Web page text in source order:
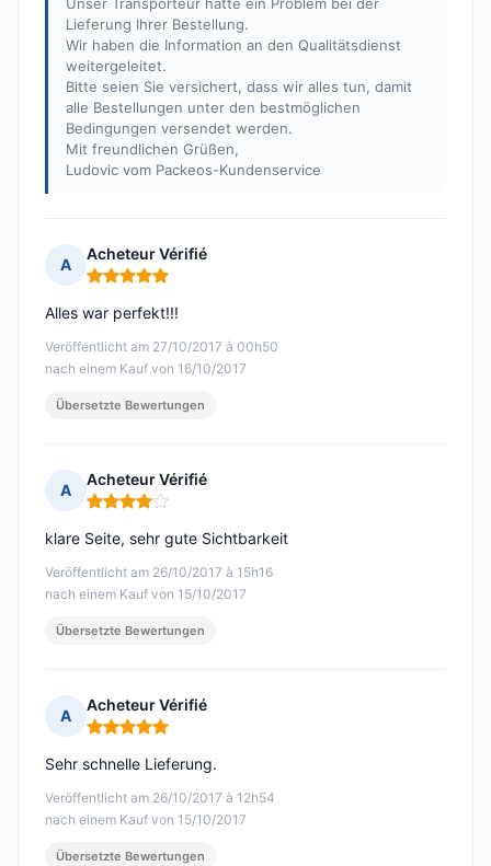
Lieferung Ihrer Bestellung.
Wir haben die Information an den Qualitätsdienst
weitergeleitet.
Bitte seien Sie versichert, dass wir alles tun, damit
alle Bestellungen unter den bestmöglichen
Bedingungen versendet werden.
Mit freundlichen Grüßen,
Ludovic vom Packeos-Kundenservice
A
Acheteur Vérifié
Hinweis: 5 von 5
Veröffentlicht am 27/10/2017 à 00h50
nach einem Kauf von 16/10/2017
Alles war perfekt!!!
Übersetzte Bewertungen
A
Acheteur Vérifié
Hinweis: 4 von 5
Veröffentlicht am 26/10/2017 à 15h16
nach einem Kauf von 15/10/2017
klare Seite, sehr gute Sichtbarkeit
Übersetzte Bewertungen
A
Acheteur Vérifié
Hinweis: 5 von 5
Veröffentlicht am 26/10/2017 à 12h54
nach einem Kauf von 15/10/2017
Sehr schnelle Lieferung.
Übersetzte Bewertungen